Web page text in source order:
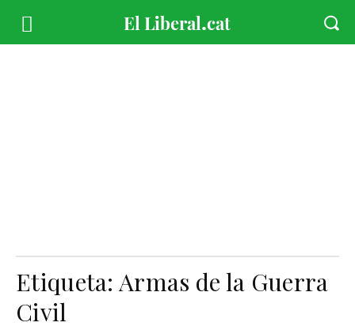
Etiqueta:Armas de la Guerra
Civil